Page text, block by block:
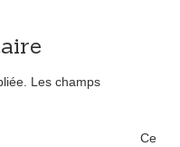
Les champs
Ce